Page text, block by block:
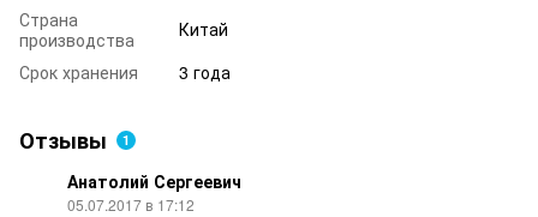
Страна
производства
Китай
Срок хранения
3 года
Отзывы 1
Анатолий Сергеевич
05.07.2017 в 17:12